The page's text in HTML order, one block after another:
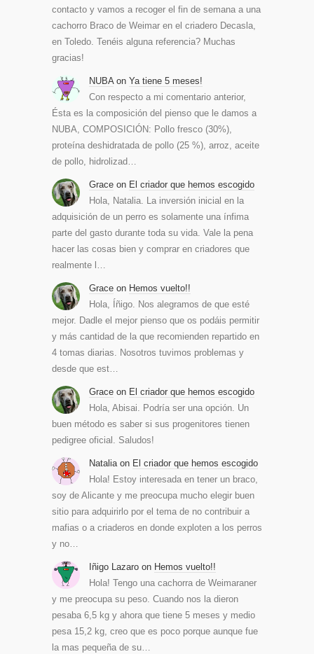
contacto y vamos a recoger el fin de semana a una
cachorro Braco de Weimar en el criadero Decasla,
en Toledo. Tenéis alguna referencia? Muchas
gracias!
NUBA on Ya tiene 5 meses!
Con respecto a mi comentario anterior,
Ésta es la composición del pienso que le damos a
NUBA, COMPOSICIÓN: Pollo fresco (30%),
proteína deshidratada de pollo (25 %), arroz, aceite
de pollo, hidrolizad…
Grace on El criador que hemos escogido
Hola, Natalia. La inversión inicial en la
adquisición de un perro es solamente una ínfima
parte del gasto durante toda su vida. Vale la pena
hacer las cosas bien y comprar en criadores que
realmente l…
Grace on Hemos vuelto!!
Hola, Íñigo. Nos alegramos de que esté
mejor. Dadle el mejor pienso que os podáis permitir
y más cantidad de la que recomienden repartido en
4 tomas diarias. Nosotros tuvimos problemas y
desde que est…
Grace on El criador que hemos escogido
Hola, Abisai. Podría ser una opción. Un
buen método es saber si sus progenitores tienen
pedigree oficial. Saludos!
Natalia on El criador que hemos escogido
Hola! Estoy interesada en tener un braco,
soy de Alicante y me preocupa mucho elegir buen
sitio para adquirirlo por el tema de no contribuir a
mafias o a criaderos en donde exploten a los perros
y no…
Iñigo Lazaro on Hemos vuelto!!
Hola! Tengo una cachorra de Weimaraner
y me preocupa su peso. Cuando nos la dieron
pesaba 6,5 kg y ahora que tiene 5 meses y medio
pesa 15,2 kg, creo que es poco porque aunque fue
la mas pequeña de su…